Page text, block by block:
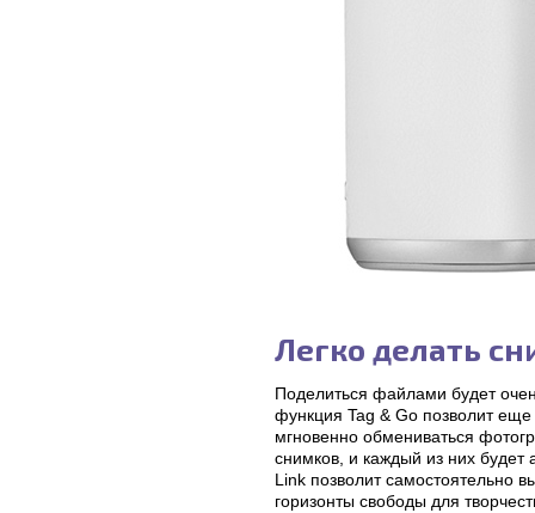
Легко делать
Поделиться файлами будет
функция Tag & Go позволит
мгновенно обмениваться
снимков, и каждый из них
Link позволит самостоятельно
горизонты свободы для